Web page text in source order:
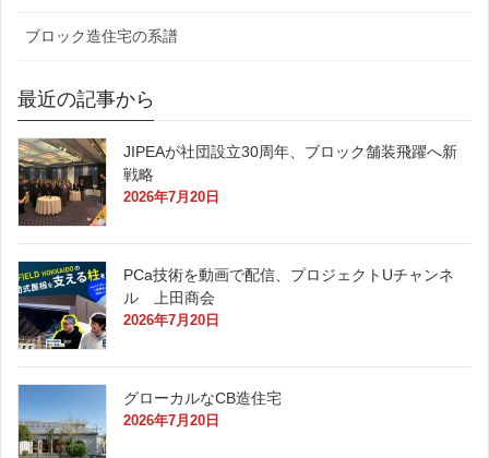
ブロック造住宅の系譜
最近の記事から
JIPEAが社団設立30周年、ブロック舗装飛躍へ新
戦略
2026年7月20日
PCa技術を動画で配信、プロジェクトUチャンネ
ル 上田商会
2026年7月20日
グローカルなCB造住宅
2026年7月20日